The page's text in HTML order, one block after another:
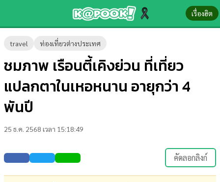
เรื่องฮิต
travel ท่องเที่ยวต่างประเทศ
ชมภาพ เรือนตี้เคิงย่วน ที่เที่ยว
แปลกตาในเหอหนาน อายุกว่า 4
พันปี
25 ธ.ค. 2568 เวลา 15:18:49
คัดลอกลิงก์
ข่าว-
ความ
รู้
บันเทิง
ตรวจ
หวย